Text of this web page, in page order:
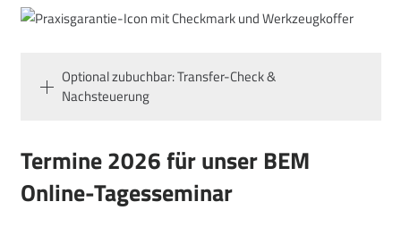
Optional zubuchbar: Transfer-Check &
Nachsteuerung
Termine 2026 für unser BEM
Online-Tagesseminar